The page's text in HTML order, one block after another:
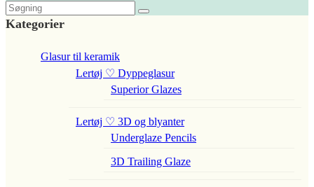
Kategorier
Glasur til keramik
Lertøj ♡ Dyppeglasur
Superior Glazes
Lertøj ♡ 3D og blyanter
Underglaze Pencils
3D Trailing Glaze